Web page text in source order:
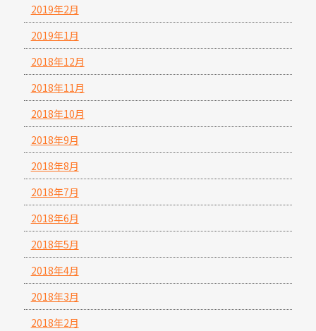
2019年2月
2019年1月
2018年12月
2018年11月
2018年10月
2018年9月
2018年8月
2018年7月
2018年6月
2018年5月
2018年4月
2018年3月
2018年2月